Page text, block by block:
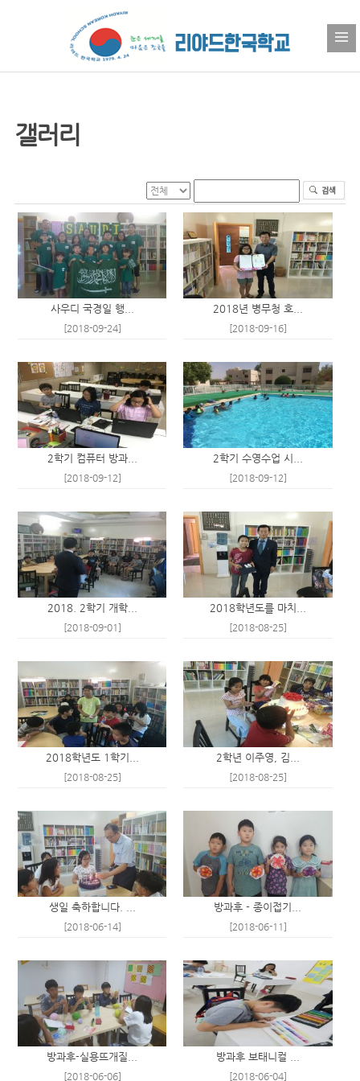
갤러리
사우디 국경일 행...
[2018-09-24]
2018년 병무청 호...
[2018-09-16]
2학기 컴퓨터 방과...
[2018-09-12]
2학기 수영수업 시...
[2018-09-12]
2018. 2학기 개학...
[2018-09-01]
2018학년도를 마치...
[2018-08-25]
2018학년도 1학기...
[2018-08-25]
2학년 이주영, 김...
[2018-08-25]
생일 축하합니다. ...
[2018-06-14]
방과후 - 종이접기...
[2018-06-11]
방과후-실용뜨개질...
[2018-06-06]
방과후 보태니컬 ...
[2018-06-04]